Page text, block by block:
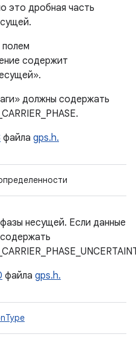
это дробная часть
содержит
должны содержать
файла gps.h.
несущей. Если данные
файла gps.h.